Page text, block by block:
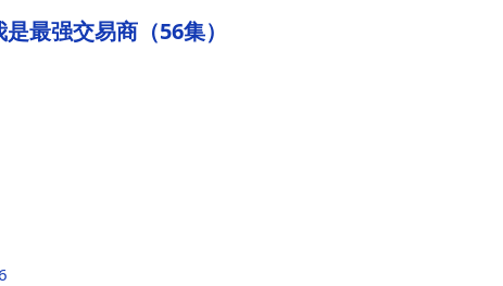
最强交易商（56集）